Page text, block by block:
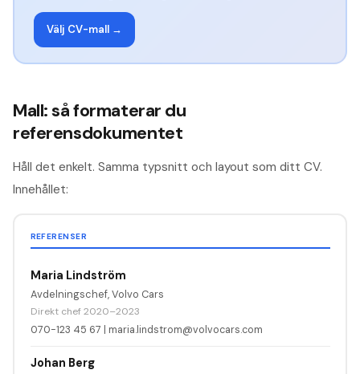
Välj CV-mall →
Mall: så formaterar du
referensdokumentet
Håll det enkelt. Samma typsnitt och layout som ditt CV.
Innehållet:
REFERENSER
Maria Lindström
Avdelningschef, Volvo Cars
Direkt chef 2020–2023
070-123 45 67
maria.lindstrom@volvocars.com
Johan Berg